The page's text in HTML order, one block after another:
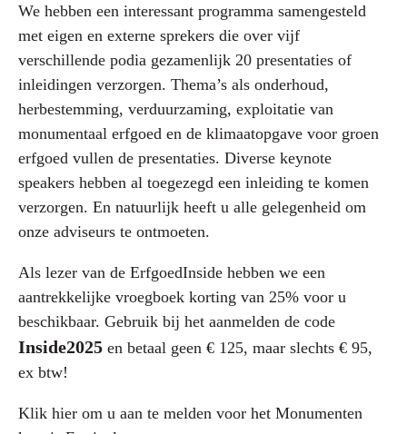
We hebben een interessant programma samengesteld
met eigen en externe sprekers die over vijf
verschillende podia gezamenlijk 20 presentaties of
inleidingen verzorgen. Thema’s als onderhoud,
herbestemming, verduurzaming, exploitatie van
monumentaal erfgoed en de klimaatopgave voor groen
erfgoed vullen de presentaties. Diverse keynote
speakers hebben al toegezegd een inleiding te komen
verzorgen. En natuurlijk heeft u alle gelegenheid om
onze adviseurs te ontmoeten.
Als lezer van de ErfgoedInside hebben we een
aantrekkelijke vroegboek korting van 25% voor u
beschikbaar. Gebruik bij het aanmelden de code
Inside2025 en betaal geen € 125, maar slechts € 95,
ex btw!
Klik hier om u aan te melden voor het Monumenten